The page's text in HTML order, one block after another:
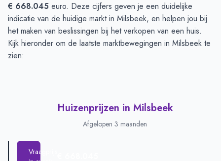
€ 668.045 euro. Deze cijfers geven je een duidelijke
indicatie van de huidige markt in Milsbeek, en helpen jou bij
het maken van beslissingen bij het verkopen van een huis.
Kijk hieronder om de laatste marktbewegingen in Milsbeek te
zien:
Huizenprijzen in Milsbeek
Afgelopen 3 maanden
Vraagprijs